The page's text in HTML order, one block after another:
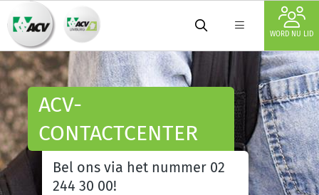
WORD NU LID
ACV-
CONTACTCENTER
Bel ons via het nummer 02
244 30 00!